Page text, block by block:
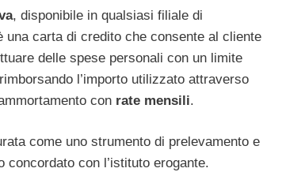
, disponibile in qualsiasi filiale di
una carta di credito che consente al cliente
delle spese personali con un limite
l’importo utilizzato attraverso
con rate mensili.
come uno strumento di prelevamento e
concordato con l’istituto erogante.